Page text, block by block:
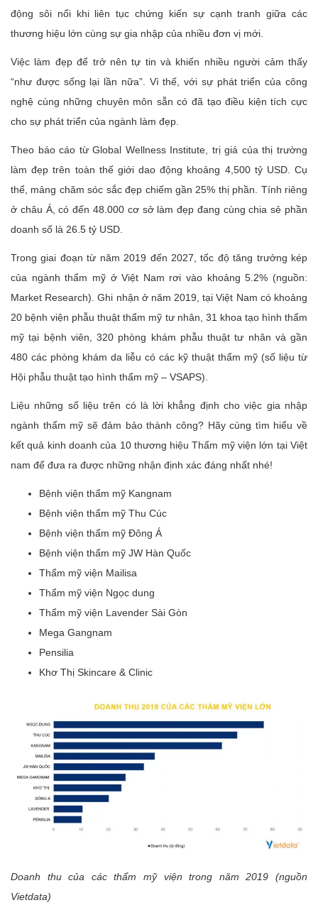
động sôi nổi khi liên tục chứng kiến sự cạnh tranh giữa các
thương hiệu lớn cùng sự gia nhập của nhiều đơn vị mới.
Việc làm đẹp để trở nên tự tin và khiến nhiều người cảm thấy
“như được sống lại lần nữa”. Vì thế, với sự phát triển của công
nghệ cùng những chuyên môn sẵn có đã tạo điều kiện tích cực
cho sự phát triển của ngành làm đẹp.
Theo báo cáo từ Global Wellness Institute, trị giá của thị trường
làm đẹp trên toàn thế giới dao động khoảng 4,500 tỷ USD. Cụ
thể, mảng chăm sóc sắc đẹp chiếm gần 25% thị phần. Tính riêng
ở châu Á, có đến 48.000 cơ sở làm đẹp đang cùng chia sẻ phần
doanh số là 26.5 tỷ USD.
Trong giai đoạn từ năm 2019 đến 2027, tốc độ tăng trưởng kép
của ngành thẩm mỹ ở Việt Nam rơi vào khoảng 5.2% (nguồn:
Market Research). Ghi nhận ở năm 2019, tại Việt Nam có khoảng
20 bệnh viện phẫu thuật thẩm mỹ tư nhân, 31 khoa tạo hình thẩm
mỹ tại bệnh viên, 320 phòng khám phẫu thuật tư nhân và gần
480 các phòng khám da liễu có các kỹ thuật thẩm mỹ (số liệu từ
Hội phẫu thuật tạo hình thẩm mỹ – VSAPS).
Liệu những số liệu trên có là lời khẳng định cho việc gia nhập
ngành thẩm mỹ sẽ đảm bảo thành công? Hãy cùng tìm hiểu về
kết quả kinh doanh của 10 thương hiệu Thẩm mỹ viện lớn tại Việt
nam để đưa ra được những nhận định xác đáng nhất nhé!
Bệnh viện thẩm mỹ Kangnam
Bệnh viện thẩm mỹ Thu Cúc
Bệnh viện thẩm mỹ Đông Á
Bệnh viện thẩm mỹ JW Hàn Quốc
Thẩm mỹ viện Mailisa
Thẩm mỹ viện Ngọc dung
Thẩm mỹ viện Lavender Sài Gòn
Mega Gangnam
Pensilia
Khơ Thị Skincare & Clinic
Doanh thu của các thẩm mỹ viện trong năm 2019 (nguồn
Vietdata)